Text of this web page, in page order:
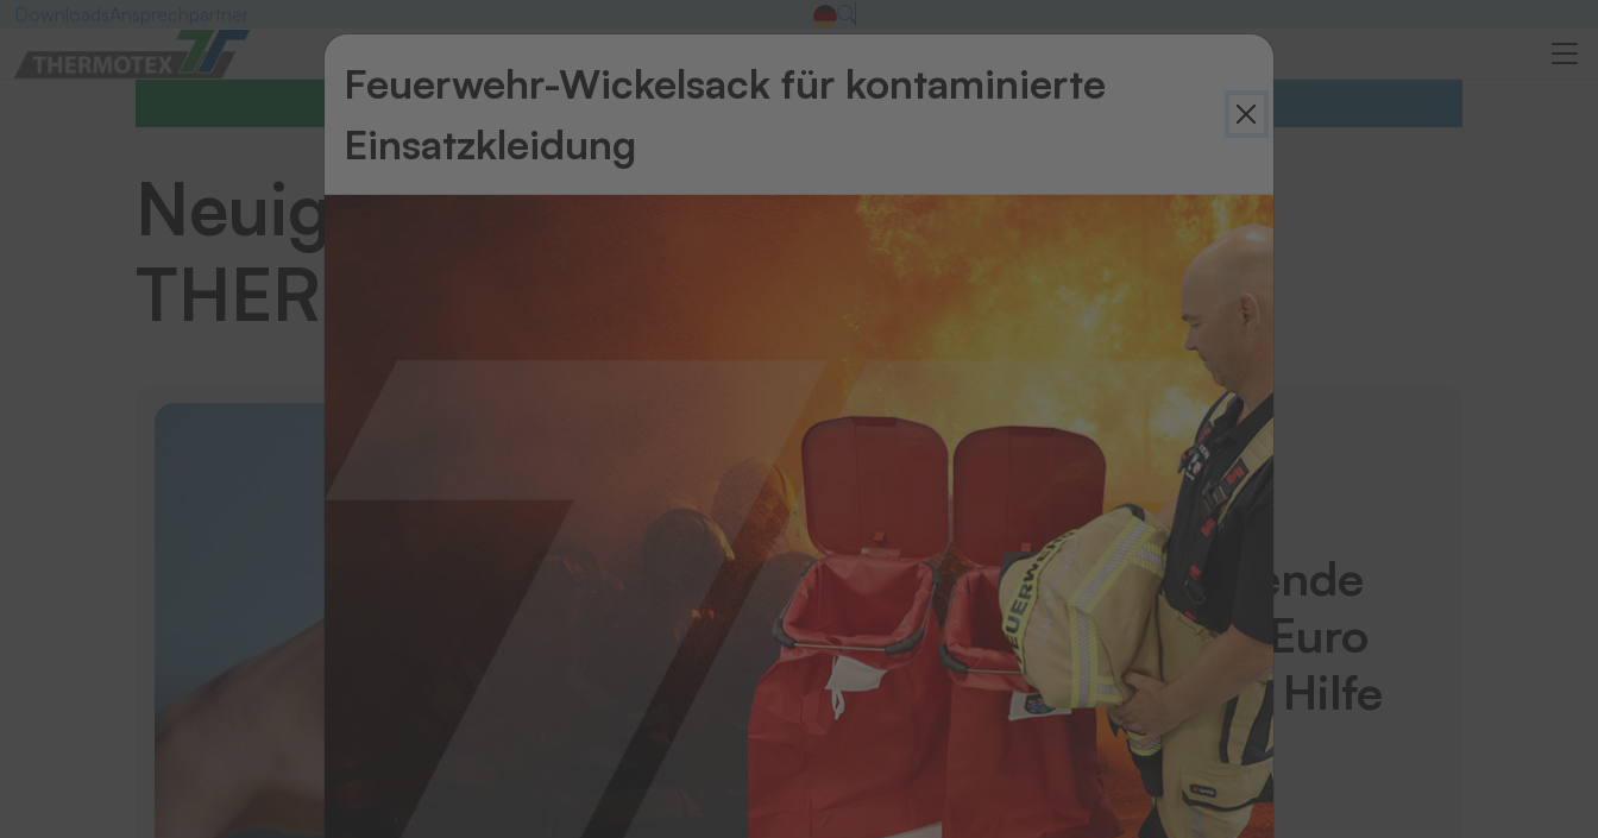
Neuigkeiten aus der Welt von
THERMOTEX
Neuester Beitrag
THERMOTEX
Weihnachtsspende
2025: 10.000 Euro
für humanitäre Hilfe
und regionale
Unterstützung
Feuerwehr-Wickelsack für kontaminierte
Einsatzkleidung